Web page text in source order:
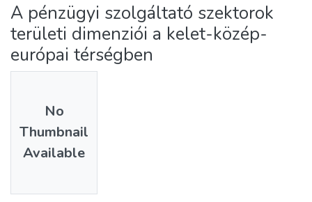
A pénzügyi szolgáltató szektorok
területi dimenziói a kelet-közép-
európai térségben
No
Thumbnail
Available